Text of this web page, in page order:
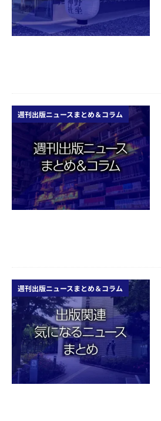
週刊出版ニュースまとめ＆コラム
週刊出版ニュースまとめ＆コラム